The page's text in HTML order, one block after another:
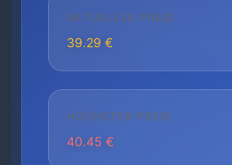
AKTUELLER PREIS
39.29 €
HÖCHSTER PREIS
40.45 €